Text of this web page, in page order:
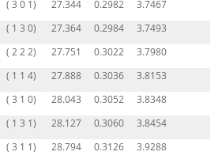
( 3 0 1) 27.344 0.2982
3.7467
( 1 3 0) 27.364 0.2984
3.7493
( 2 2 2) 27.751 0.3022
3.7980
( 1 1 4) 27.888 0.3036
3.8153
( 3 1 0) 28.043 0.3052
3.8348
( 1 3 1) 28.127 0.3060
3.8454
( 3 1 1) 28.794 0.3126
3.9288